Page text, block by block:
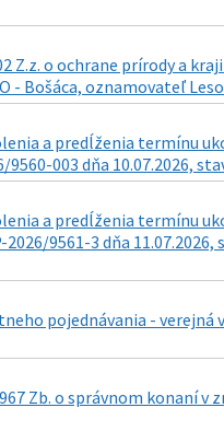
Z.z. o ochrane prírody a
Bošáca, oznamovateľ
a predĺženia termínu
003 dňa 10.07.2026,
a predĺženia termínu
9561-3 dňa
pojednávania - verejná
Zb. o správnom konaní v